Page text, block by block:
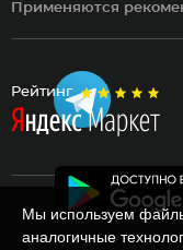
Рейтинг
Применяются
Мы используем
аналогичные